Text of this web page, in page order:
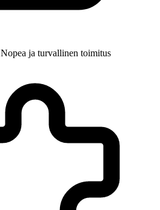
Nopea ja turvallinen toimitus